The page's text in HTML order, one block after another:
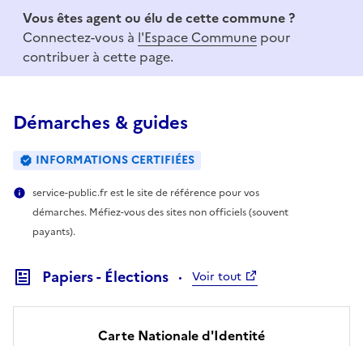
Vous êtes agent ou élu de cette commune ?
Connectez-vous à l'Espace Commune pour
contribuer à cette page.
Démarches & guides
INFORMATIONS CERTIFIÉES
service-public.fr est le site de référence pour vos
démarches. Méfiez-vous des sites non officiels (souvent
payants).
Papiers - Élections Voir tout
Carte Nationale d'Identité